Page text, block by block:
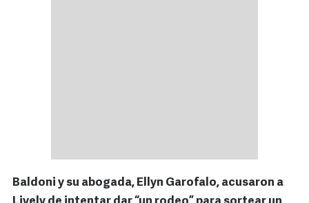
Baldoni y su abogada, Ellyn Garofalo, acusaron a